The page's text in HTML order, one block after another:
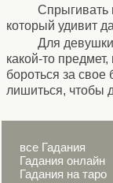
Спрыгивать
который удивит
Для
какой-то
бороться за свое
лишиться, чтобы
все Гадания
Гадания онлайн
Гадания на таро